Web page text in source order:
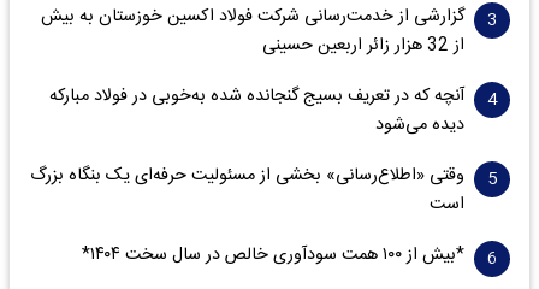
گزارشی از خدمت‌رسانی شرکت فولاد اکسین خوزستان به بیش
از 32 هزار زائر اربعین حسینی
آنچه که در تعریف بسیج گنجانده شده به‌خوبی در فولاد مبارکه
دیده می‌شود
وقتی «اطلاع‌رسانی» بخشی از مسئولیت حرفه‌ای یک بنگاه بزرگ
است
*بیش از ۱۰۰ همت سودآوری خالص در سال سخت ۱۴۰۴*